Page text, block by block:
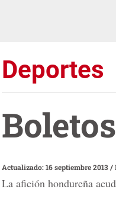
Deportes
Actualizado: 16 septiembre 2013/
La afición hondureña